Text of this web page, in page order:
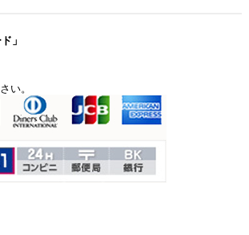
」
い。